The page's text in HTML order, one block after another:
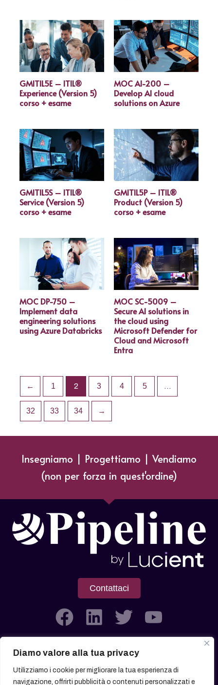
Diamo valore alla tua privacy
Utilizziamo i cookie per migliorare la tua esperienza di
navigazione, offrirti pubblicità o contenuti personalizzati e
GMITIL5E – ITIL®
Experience (Version 5)
corso + esame
MOC AI-200 –
Develop AI cloud
solutions on Azure
GMITIL5S – ITIL®
Service (Version 5)
corso + esame
GMITIL5P – ITIL®
Product (Version 5)
corso + esame
MOC DP-750 –
Implement data
engineering solutions
using Azure Databricks
MOC SC-5009 –
Secure AI solutions in
the cloud using
Microsoft Defender for
Cloud and Microsoft
Entra
← 1 2 3 4 5 …
32 33 34 →
Insegniamo | Progettiamo | Vendiamo
(non per forza in quest'ordine)
Contattaci
Società soggetta all’attività di Direzione e Coordinamento di
Lucient Group Srl